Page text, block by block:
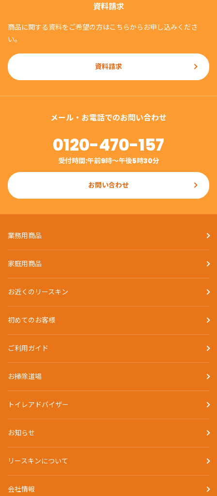
資料請求
商品に関する資料をご希望の方はこちらからお申し込みくださ
い。
資料請求
メール・お電話でのお問い合わせ
0120-470-157
受付時間:午前9時〜午後5時30分
お問い合わせ
業務用商品
家庭用商品
お近くのリースキン
初めてのお客様
ご利用ガイド
お掃除道場
トイレアドバイザー
お知らせ
リースキンについて
会社情報